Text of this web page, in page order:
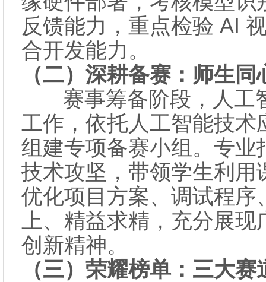
反馈能力，重点检验 AI
合开发能力。
（二）深耕备赛：师生
赛事筹备阶段，人工
工作，依托人工智能技
组建专项备赛小组。专
技术攻坚，带领学生利
优化项目方案、调试程
上、精益求精，充分展
创新精神。
（三） 荣耀榜单：三大赛